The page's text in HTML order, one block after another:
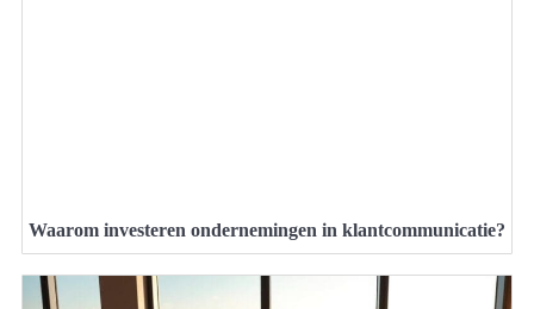
Waarom investeren ondernemingen in klantcommunicatie?